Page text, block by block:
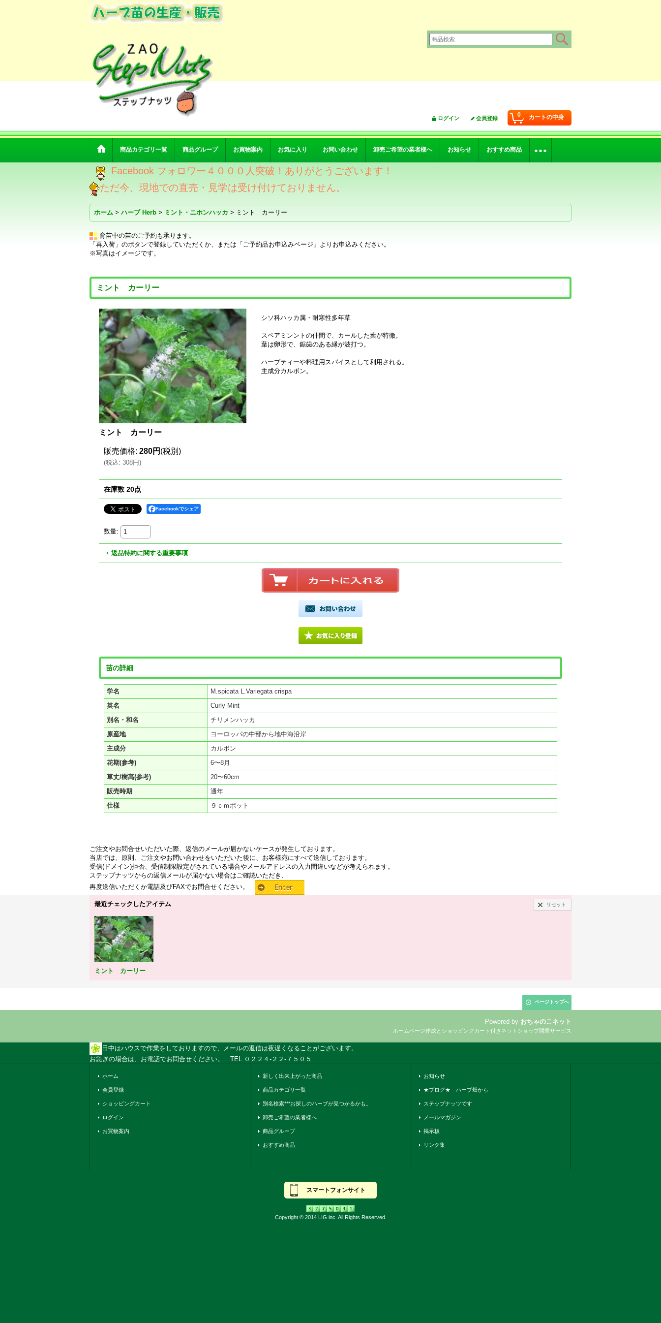
0 カートの中身
ログイン 会員登録
商品カテゴリ一覧 商品グループ お買物案内 お気に入り お問い合わせ 卸売ご希望の業者様へ お知らせ おすすめ商品
Facebook フォロワー４０００人突破！ありがとうございます！
ただ今、現地での直売・見学は受け付けておりません。
ホーム > ハーブ Herb > ミント・ニホンハッカ > ミント カーリー
育苗中の苗のご予約も承ります。
「再入荷」のボタンで登録していただくか、または「ご予約品お申込みページ」よりお申込みください。
※写真はイメージです。
ミント カーリー
シソ科ハッカ属・耐寒性多年草
スペアミンントの仲間で、カールした葉が特徴。
葉は卵形で、鋸歯のある縁が波打つ。
ハーブティーや料理用スパイスとして利用される。
主成分カルボン。
ミント カーリー
販売価格: 280円 (税別)
(税込: 308円)
在庫数 20点
Facebookでシェア
数量:
返品特約に関する重要事項
苗の詳細
学名
M.spicata L.Variegata crispa
英名
Curly Mint
別名・和名
チリメンハッカ
原産地
ヨーロッパの中部から地中海沿岸
主成分
カルボン
花期(参考)
6〜8月
草丈/樹高(参考)
20〜60cm
販売時期
通年
仕様
９ｃｍポット
ご注文やお問合せいただいた際、返信のメールが届かないケースが発生しております。
当店では、原則、ご注文やお問い合わせをいただいた後に、お客様宛にすべて送信しております。
受信(ドメイン)拒否、受信制限設定がされている場合やメールアドレスの入力間違いなどが考えられます。
ステップナッツからの返信メールが届かない場合はご確認いただき、
再度送信いただくか電話及びFAXでお問合せください。
最近チェックしたアイテム リセット
ミント カーリー
ページトップへ
Powered by おちゃのこネット
ホームページ作成とショッピングカート付きネットショップ開業サービス
日中はハウスで作業をしておりますので、メールの返信は夜遅くなることがございます。
お急ぎの場合は、お電話でお問合せください。 TEL ０２２４-２２-７５０５
ホーム
会員登録
ショッピングカート
ログイン
お買物案内
新しく出来上がった商品
商品カテゴリ一覧
別名検索***お探しのハーブが見つかるかも。
卸売ご希望の業者様へ
商品グループ
おすすめ商品
お知らせ
★ブログ★ ハーブ畑から
ステップナッツです
メールマガジン
掲示板
リンク集
スマートフォンサイト
Copyright © 2014 LIG inc. All Rights Reserved.